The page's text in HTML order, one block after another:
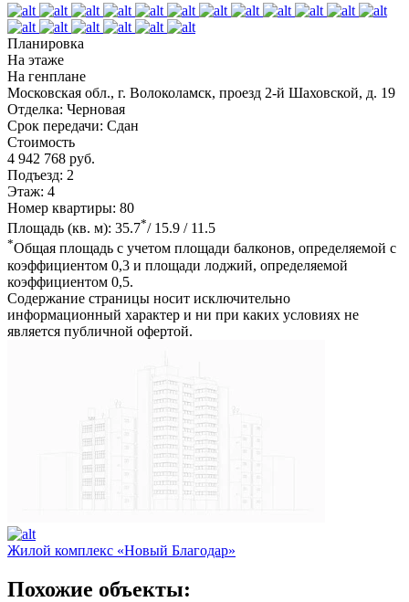
Планировка
На этаже
На генплане
Московская обл., г. Волоколамск, проезд 2-й Шаховской, д. 19
Отделка: Черновая
Срок передачи: Сдан
Стоимость
4 942 768 руб.
Подъезд: 2
Этаж: 4
Номер квартиры: 80
Площадь (кв. м): 35.7*/ 15.9 / 11.5
*Общая площадь с учетом площади балконов, определяемой с
коэффициентом 0,3 и площади лоджий, определяемой
коэффициентом 0,5.
Содержание страницы носит исключительно
информационный характер и ни при каких условиях не
является публичной офертой.
Жилой комплекс «Новый Благодар»
Похожие объекты: